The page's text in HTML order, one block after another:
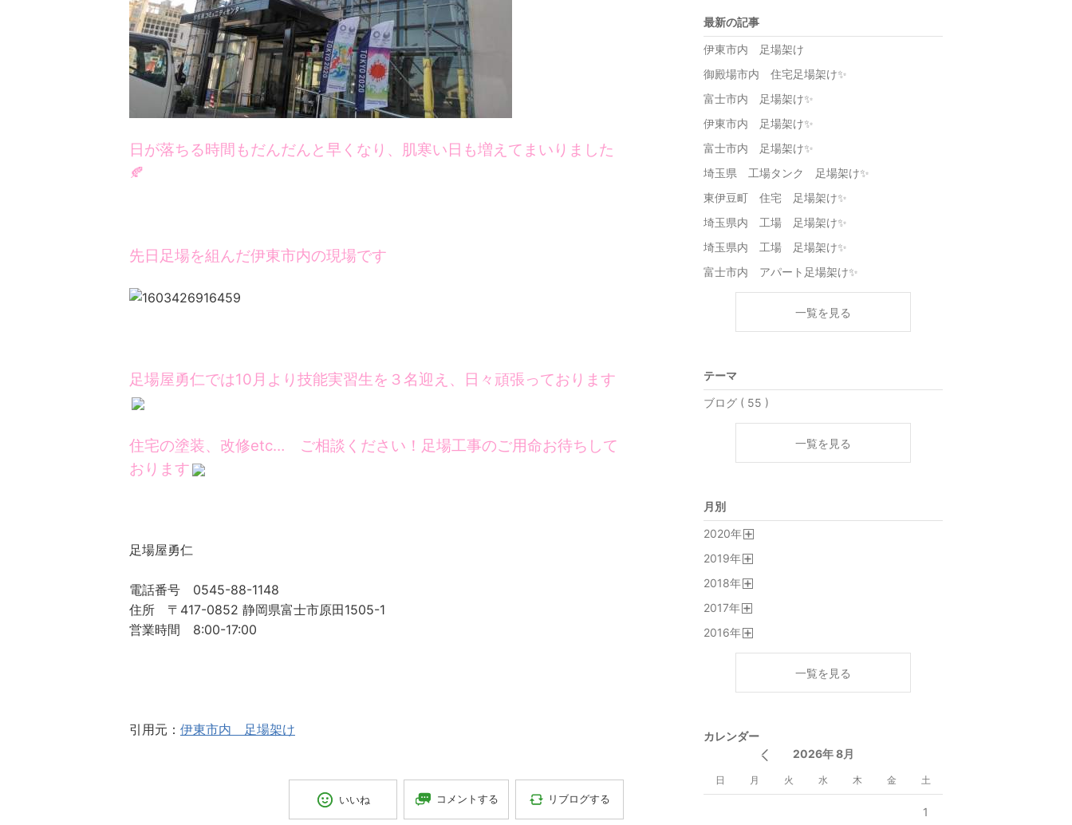
日が落ちる時間もだんだんと早くなり、肌寒い日も増えてまいりました
🍂
先日足場を組んだ伊東市内の現場です
足場屋勇仁では10月より技能実習生を３名迎え、日々頑張っております
住宅の塗装、改修etc… ご相談ください！足場工事のご用命お待ちして
おります
足場屋勇仁
電話番号 0545-88-1148
住所 〒417-0852 静岡県富士市原田1505-1
営業時間 8:00-17:00
引用元： 伊東市内 足場架け
いいね コメントする リブログする
最新の記事
伊東市内 足場架け
御殿場市内 住宅足場架け✨
富士市内 足場架け✨
伊東市内 足場架け✨
富士市内 足場架け✨
埼玉県 工場タンク 足場架け✨
東伊豆町 住宅 足場架け✨
埼玉県内 工場 足場架け✨
埼玉県内 工場 足場架け✨
富士市内 アパート足場架け✨
一覧を見る
テーマ
ブログ ( 55 )
一覧を見る
月別
2020年
2019年
2018年
2017年
2016年
一覧を見る
カレンダー
2026年 8月
日 月 火 水 木 金 土
1